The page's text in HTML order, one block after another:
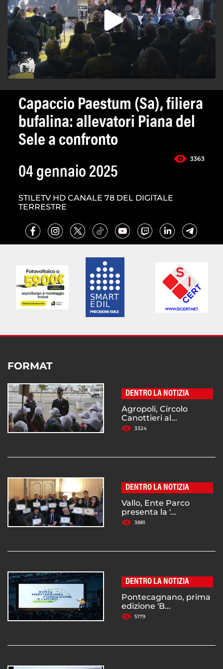
Capaccio Paestum (Sa), filiera
bufalina: allevatori Piana del
Sele a confronto
3363
04 gennaio 2025
STILETV HD CANALE 78 DEL DIGITALE
TERRESTRE
FORMAT
DENTRO LA NOTIZIA
Agropoli, Circolo
Canottieri al...
3324
DENTRO LA NOTIZIA
Vallo, Ente Parco
presenta la '...
3881
DENTRO LA NOTIZIA
Pontecagnano, prima
edizione 'B...
5179